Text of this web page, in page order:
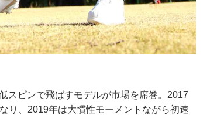
ピンで飛ばすモデルが市場を席巻。2017
り、2019年は大慣性モーメントながら初速